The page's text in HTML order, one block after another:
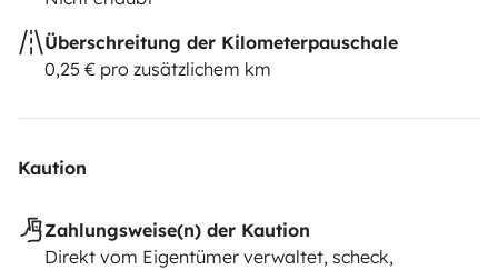
Überschreitung der Kilometerpauschale
0,25 € pro zusätzlichem km
Kaution
Zahlungsweise(n) der Kaution
Direkt vom Eigentümer verwaltet, scheck,